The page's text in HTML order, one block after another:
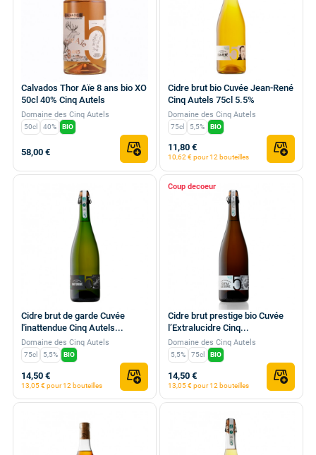
Calvados Thor Aïe 8 ans bio XO
50cl 40% Cinq Autels
Domaine des Cinq Autels
50cl 40% BIO
58,00 €
Cidre brut bio Cuvée Jean-René
Cinq Autels 75cl 5.5%
Domaine des Cinq Autels
75cl 5,5% BIO
11,80 €
10,62 € pour 12 bouteilles
Cidre brut de garde Cuvée
l'inattendue Cinq Autels...
Domaine des Cinq Autels
75cl 5,5% BIO
14,50 €
13,05 € pour 12 bouteilles
Coup de
Cidre brut prestige bio Cuvée
l’Extralucidre Cinq...
Domaine des Cinq Autels
5,5% 75cl BIO
14,50 €
13,05 € pour 12 bouteilles